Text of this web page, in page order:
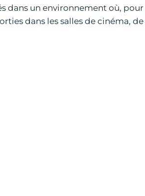
dans un environnement où,
dans les salles de cinéma,